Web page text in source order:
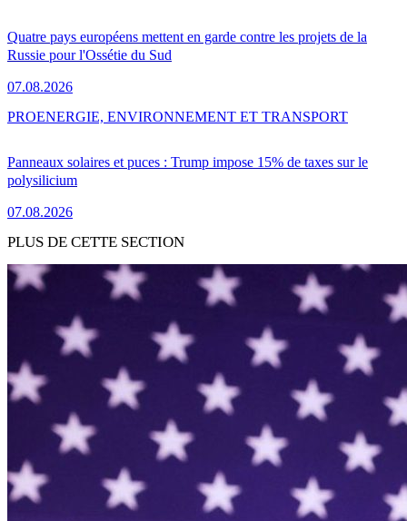
Quatre pays européens mettent en garde contre les projets de la
Russie pour l'Ossétie du Sud
07.08.2026
Panneaux solaires et puces : Trump impose 15% de taxes sur le
polysilicium
07.08.2026
PROENERGIE, ENVIRONNEMENT ET TRANSPORT
PLUS DE CETTE SECTION